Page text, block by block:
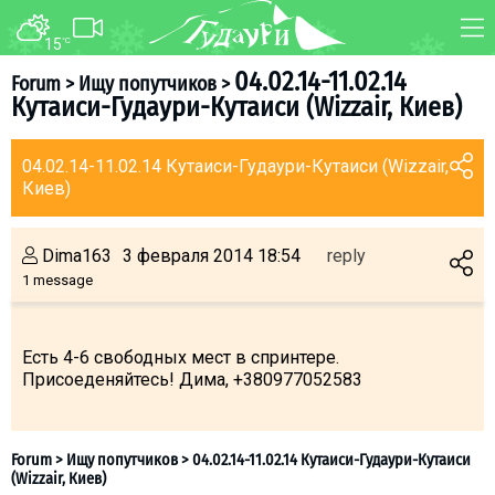
15°C
Forum>Ищу попутчиков>04.02.14-11.02.14
Кутаиси-Гудаури-Кутаиси (Wizzair, Киев)
04.02.14-11.02.14 Кутаиси-Гудаури-Кутаиси (Wizzair,
Киев)
Dima163
1 message
3 февраля 2014 18:54 reply
Есть 4-6 свободных мест в спринтере.
Присоеденяйтесь! Дима, +380977052583
FORUM MAP
WEBCAM
TRANSFER
About ski resort
Piste map
Ski instructors
Ski rent
Ski service
Après-ski
Events schedule
Join telegram